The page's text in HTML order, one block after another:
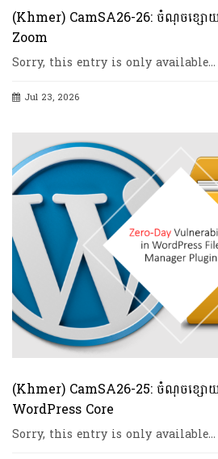
(Khmer) CamSA26-26: ចំណុចខ្សោយធ្ង
Zoom
Sorry, this entry is only available…
Jul 23, 2026
(Khmer) CamSA26-25: ចំណុចខ្សោយធ្
WordPress Core
Sorry, this entry is only available…